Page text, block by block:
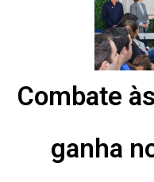
Combate
ganha